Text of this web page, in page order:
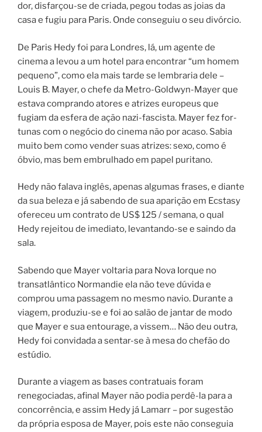
dor, disfarçou-se de cri­a­da, pegou todas as joi­as da
casa e fugiu para Paris. Onde con­se­guiu o seu divór­cio.
De Paris Hedy foi para Londres, lá, um agente de
cinema a levou a um hotel para encontrar “um homem
pequeno”, como ela mais tarde se lembraria dele –
Louis B. Mayer, o chefe da Metro-Goldwyn-Mayer que
estava comprando atores e atrizes europeus que
fugiam da esfera de ação nazi-fascista. Mayer fez for­
tu­nas com o negó­cio do cine­ma não por aca­so. Sabia
mui­to bem como vender suas atri­zes: sexo, como é
óbvio, mas bem embru­lha­do em papel puri­ta­no.
Hedy não falava inglês, apenas algumas frases, e diante
da sua beleza e já sabendo de sua aparição em Ecstasy
ofereceu um contrato de US$ 125 / semana, o qual
Hedy rejeitou de imediato, levantando-se e saindo da
sala.
Sabendo que Mayer voltaria para Nova Iorque no
transatlântico Normandie ela não teve dúvida e
comprou uma passagem no mesmo navio. Durante a
viagem, produziu-se e foi ao salão de jantar de modo
que Mayer e sua entourage, a vissem… Não deu outra,
Hedy foi convidada a sentar-se à mesa do chefão do
estúdio.
Durante a viagem as bases contratuais foram
renegociadas, afinal Mayer não podia perdê-la para a
concorrência, e assim Hedy já Lamarr – por sugestão
da própria esposa de Mayer, pois este não conseguia